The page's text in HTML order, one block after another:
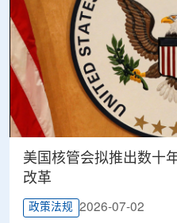
美国核管会拟推出数十
改革
政策法规 2026-07-02